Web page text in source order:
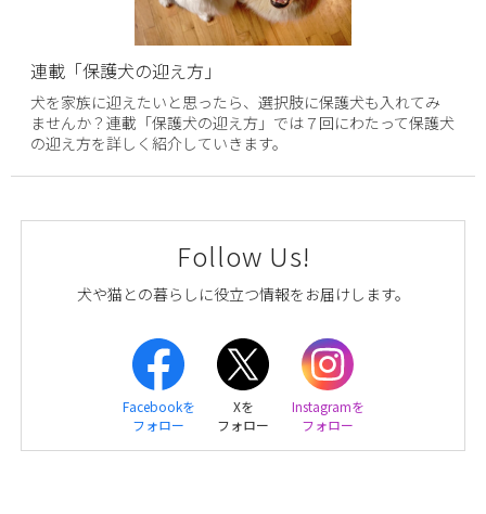
連載「保護犬の迎え方」
犬を家族に迎えたいと思ったら、選択肢に保護犬も入れてみ
ませんか？連載「保護犬の迎え方」では７回にわたって保護犬
の迎え方を詳しく紹介していきます。
Follow Us!
犬や猫との暮らしに役立つ情報をお届けします。
Facebookを
フォロー
Xを
フォロー
Instagramを
フォロー